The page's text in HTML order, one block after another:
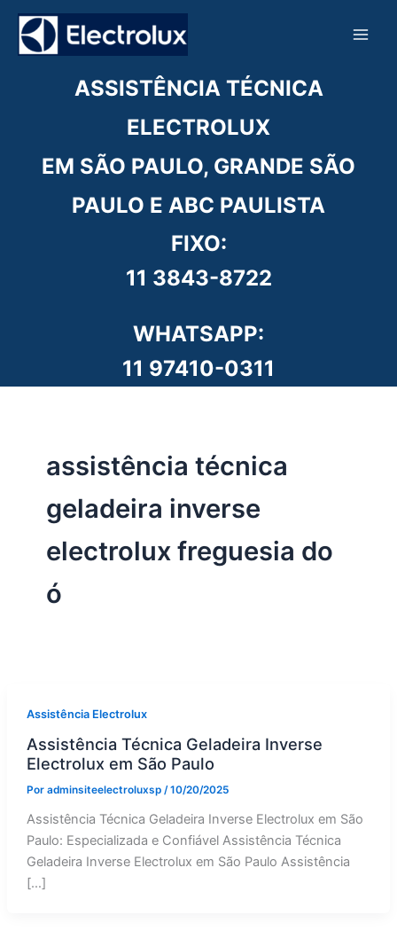
para
ASSISTÊNCIA TÉCNICA
ELECTROLUX
EM SÃO PAULO, GRANDE SÃO
PAULO E ABC PAULISTA
FIXO:
11 3843-8722
WHATSAPP:
11 97410-0311
assistência técnica
geladeira inverse
electrolux freguesia do
ó
Assistência Electrolux
Assistência Técnica Geladeira Inverse
Electrolux em São Paulo
Por adminsiteelectroluxsp /10/20/2025
Assistência Técnica Geladeira Inverse Electrolux em São
Paulo: Especializada e Confiável Assistência Técnica
Geladeira Inverse Electrolux em São Paulo Assistência
[…]